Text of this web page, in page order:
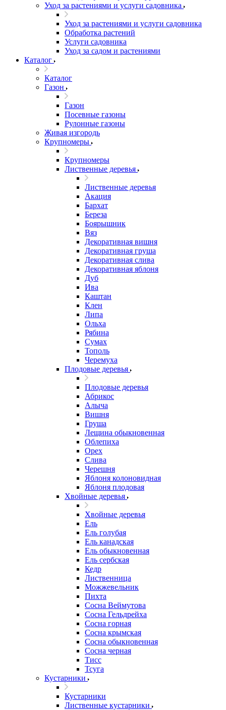
Уход за растениями и услуги садовника
Уход за растениями и услуги садовника
Обработка растений
Услуги садовника
Уход за садом и растениями
Каталог
Каталог
Газон
Газон
Посевные газоны
Рулонные газоны
Живая изгородь
Крупномеры
Крупномеры
Лиственные деревья
Лиственные деревья
Акация
Бархат
Береза
Боярышник
Вяз
Декоративная вишня
Декоративная груша
Декоративная слива
Декоративная яблоня
Дуб
Ива
Каштан
Клен
Липа
Ольха
Рябина
Сумах
Тополь
Черемуха
Плодовые деревья
Плодовые деревья
Абрикос
Алыча
Вишня
Груша
Лещина обыкновенная
Облепиха
Орех
Слива
Черешня
Яблоня колоновидная
Яблоня плодовая
Хвойные деревья
Хвойные деревья
Ель
Ель голубая
Ель канадская
Ель обыкновенная
Ель сербская
Кедр
Лиственница
Можжевельник
Пихта
Сосна Веймутова
Сосна Гельдрейха
Сосна горная
Сосна крымская
Сосна обыкновенная
Сосна черная
Тисс
Тсуга
Кустарники
Кустарники
Лиственные кустарники